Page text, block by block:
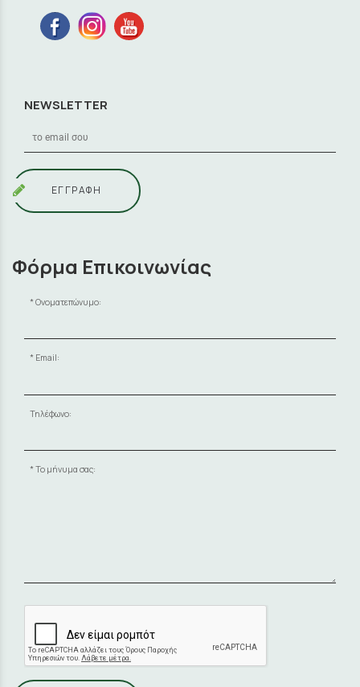
NEWSLETTER
ΕΓΓΡΑΦΗ
Φόρμα Επικοινωνίας
Ονοματεπώνυμο:
Email:
Τηλέφωνο:
Το μήνυμα σας: